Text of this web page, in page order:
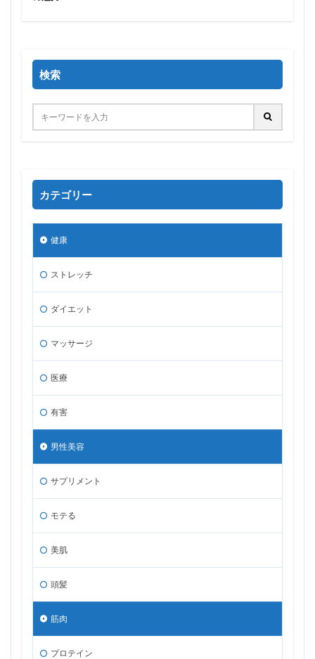
検索
カテゴリー
健康
ストレッチ
ダイエット
マッサージ
医療
有害
男性美容
サプリメント
モテる
美肌
頭髪
筋肉
プロテイン